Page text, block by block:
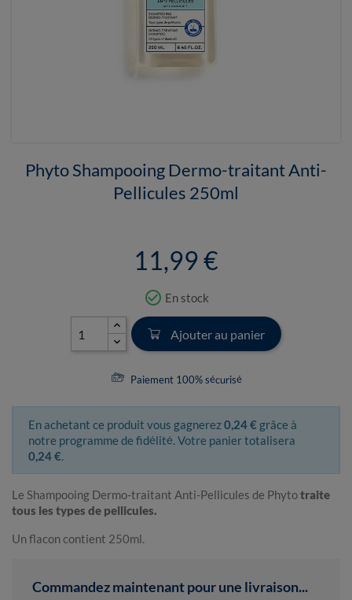
Phyto Shampooing Dermo-traitant Anti-
Pellicules 250ml
11,99 €
check_circle_outline En stock
Ajouter au panier
Paiement 100% sécurisé
En achetant ce produit vous gagnerez0,24 € grâce à
notre programme de fidélité. Votre panier totalisera
0,24 €.
Le Shampooing Dermo-traitant Anti-Pellicules de Phytotraite
tous les types de pellicules.
Un flacon contient 250ml.
Commandez maintenant pour une livraison...